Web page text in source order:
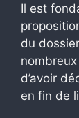
Il est
du
d’avoir
en fin de